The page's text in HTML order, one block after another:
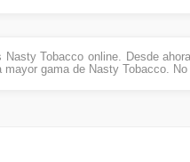
Tobacco online. Desde
gama de Nasty Tobacco.